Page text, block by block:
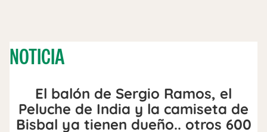
NOTICIA
El balón de Sergio Ramos, el
Peluche de India y la camiseta de
Bisbal ya tienen dueño.. otros 600